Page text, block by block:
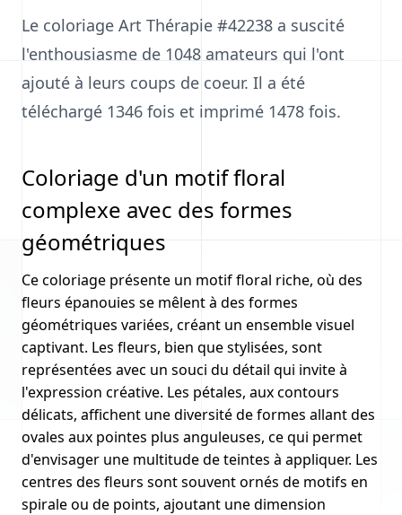
Le coloriage Art Thérapie #42238 a suscité
l'enthousiasme de 1048 amateurs qui l'ont
ajouté à leurs coups de coeur. Il a été
téléchargé 1346 fois et imprimé 1478 fois.
Coloriage d'un motif floral
complexe avec des formes
géométriques
Ce coloriage présente un motif floral riche, où des
fleurs épanouies se mêlent à des formes
géométriques variées, créant un ensemble visuel
captivant. Les fleurs, bien que stylisées, sont
représentées avec un souci du détail qui invite à
l'expression créative. Les pétales, aux contours
délicats, affichent une diversité de formes allant des
ovales aux pointes plus anguleuses, ce qui permet
d'envisager une multitude de teintes à appliquer. Les
centres des fleurs sont souvent ornés de motifs en
spirale ou de points, ajoutant une dimension